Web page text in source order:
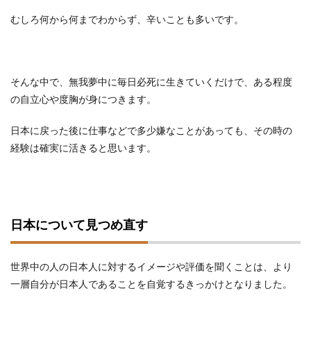
むしろ何から何までわからず、辛いことも多いです。
そんな中で、無我夢中に毎日必死に生きていくだけで、ある程度
の自立心や度胸が身につきます。
日本に戻った後に仕事などで多少嫌なことがあっても、その時の
経験は確実に活きると思います。
日本について見つめ直す
世界中の人の日本人に対するイメージや評価を聞くことは、より
一層自分が日本人であることを自覚するきっかけとなりました。